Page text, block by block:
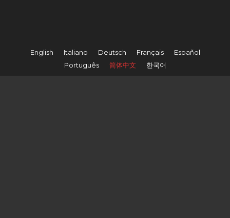
English Italiano Deutsch Français
Español
Português
简体中文 한국어